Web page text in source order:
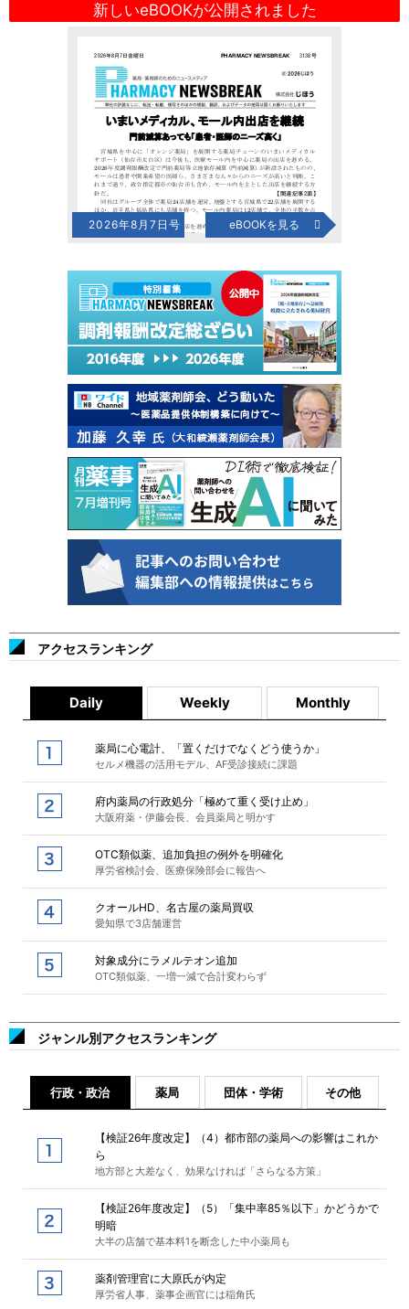
新しいeBOOKが公開されました
2026年8月7日号 eBOOKを見る
アクセスランキング
Daily Weekly Monthly
薬局に心電計、「置くだけでなくどう使うか」
セルメ機器の活用モデル、AF受診接続に課題
府内薬局の行政処分「極めて重く受け止め」
大阪府薬・伊藤会長、会員薬局と明かす
OTC類似薬、追加負担の例外を明確化
厚労省検討会、医療保険部会に報告へ
クオールHD、名古屋の薬局買収
愛知県で3店舗運営
対象成分にラメルテオン追加
OTC類似薬、一増一減で合計変わらず
ジャンル別アクセスランキング
行政・政治 薬局 団体・学術 その他
【検証26年度改定】（4）都市部の薬局への影響はこれか
ら
地方部と大差なく、効果なければ「さらなる方策」
【検証26年度改定】（5）「集中率85％以下」かどうかで
明暗
大半の店舗で基本料1を断念した中小薬局も
薬剤管理官に大原氏が内定
厚労省人事、薬事企画官には稲角氏